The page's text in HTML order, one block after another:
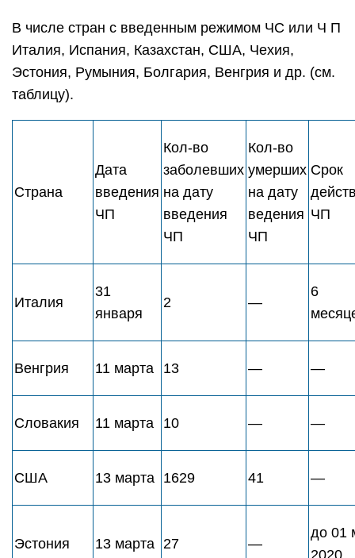
В числе стран с введенным режимом ЧС или Ч П
Италия, Испания, Казахстан, США, Чехия,
Эстония, Румыния, Болгария, Венгрия и др. (см.
таблицу).
Страна
Дата
введения
ЧП
Кол-во
заболевших
на дату
введения
ЧП
Кол-во
умерших
на дату
ведения
ЧП
Срок
ЧП
Италия
31
января
2 —
6
Венгрия 11 марта 13 — —
Словакия 11 марта 10 — —
США 13 марта 1629 41 —
Эстония 13 марта 27 —
до 01
2020